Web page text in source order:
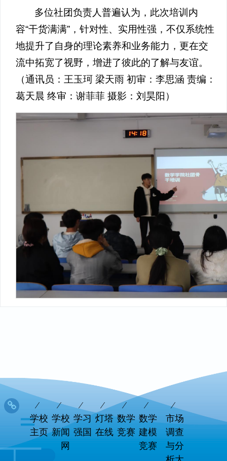
多位社团负责人普遍认为，此次培训内
容“干货满满”，针对性、实用性强，不仅系统性
地提升了自身的理论素养和业务能力，更在交
流中拓宽了视野，增进了彼此的了解与友谊。
（通讯员：王玉珂 梁天雨 初审：李思涵 责编：
葛天晨 终审：谢菲菲 摄影：刘昊阳）
学校
主页
学校
新闻
网
学习
强国
灯塔
在线
数学
竞赛
数学
建模
竞赛
市场
调查
与分